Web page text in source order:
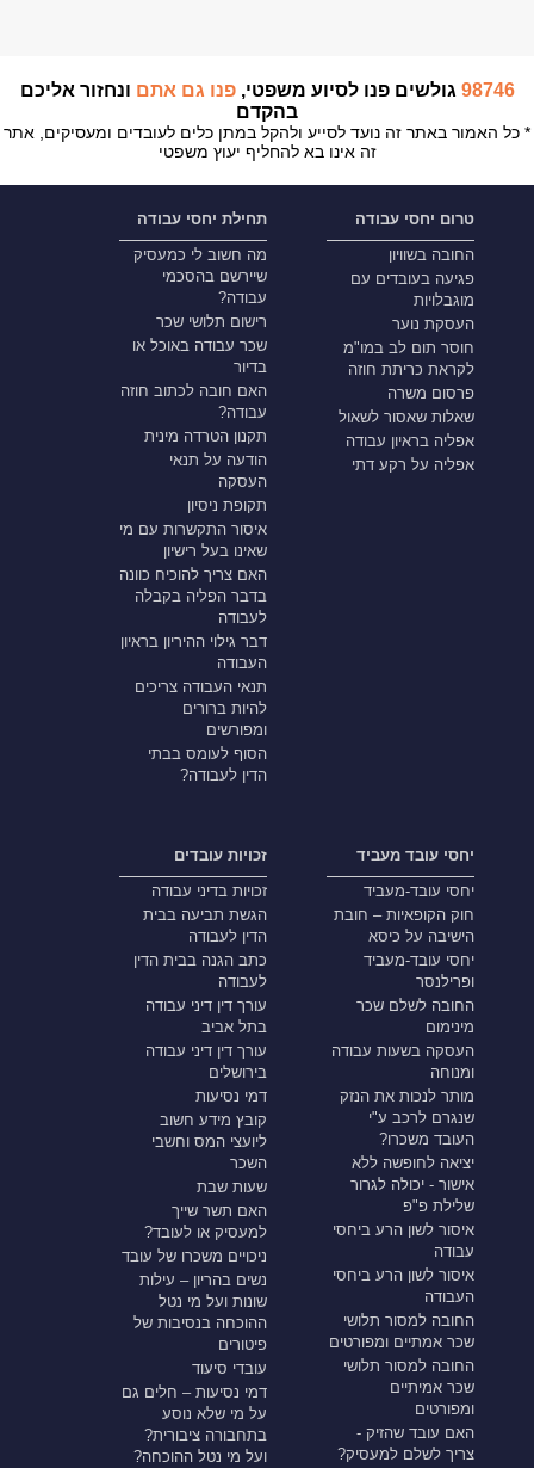
98746 גולשים פנו לסיוע משפטי,פנו גם אתם ונחזור אליכם
בהקדם
* כל האמור באתר זה נועד לסייע ולהקל במתן כלים לעובדים ומעסיקים, אתר
זה אינו בא להחליף יעוץ משפטי
טרום יחסי עבודה
החובה בשוויון
פגיעה בעובדים עם
מוגבלויות
העסקת נוער
חוסר תום לב במו"מ
לקראת כריתת חוזה
פרסום משרה
שאלות שאסור לשאול
אפליה בראיון עבודה
אפליה על רקע דתי
תחילת יחסי עבודה
מה חשוב לי כמעסיק
שיירשם בהסכמי
עבודה?
רישום תלושי שכר
שכר עבודה באוכל או
בדיור
האם חובה לכתוב חוזה
עבודה?
תקנון הטרדה מינית
הודעה על תנאי
העסקה
תקופת ניסיון
איסור התקשרות עם מי
שאינו בעל רישיון
האם צריך להוכיח כוונה
בדבר הפליה בקבלה
לעבודה
דבר גילוי ההיריון בראיון
העבודה
תנאי העבודה צריכים
להיות ברורים
ומפורשים
הסוף לעומס בבתי
הדין לעבודה?
יחסי עובד מעביד
יחסי עובד-מעביד
חוק הקופאיות – חובת
הישיבה על כיסא
יחסי עובד-מעביד
ופרילנסר
החובה לשלם שכר
מינימום
העסקה בשעות עבודה
ומנוחה
מותר לנכות את הנזק
שנגרם לרכב ע"י
העובד משכרו?
יציאה לחופשה ללא
אישור - יכולה לגרור
שלילת פ"פ
איסור לשון הרע ביחסי
עבודה
איסור לשון הרע ביחסי
העבודה
החובה למסור תלושי
שכר אמתיים ומפורטים
החובה למסור תלושי
שכר אמיתיים
ומפורטים
האם עובד שהזיק -
צריך לשלם למעסיק?
זכויות עובדים
זכויות בדיני עבודה
הגשת תביעה בבית
הדין לעבודה
כתב הגנה בבית הדין
לעבודה
עורך דין דיני עבודה
בתל אביב
עורך דין דיני עבודה
בירושלים
דמי נסיעות
קובץ מידע חשוב
ליועצי המס וחשבי
השכר
שעות שבת
האם תשר שייך
למעסיק או לעובד?
ניכויים משכרו של עובד
נשים בהריון – עילות
שונות ועל מי נטל
ההוכחה בנסיבות של
פיטורים
עובדי סיעוד
דמי נסיעות – חלים גם
על מי שלא נוסע
בתחבורה ציבורית?
ועל מי נטל ההוכחה?